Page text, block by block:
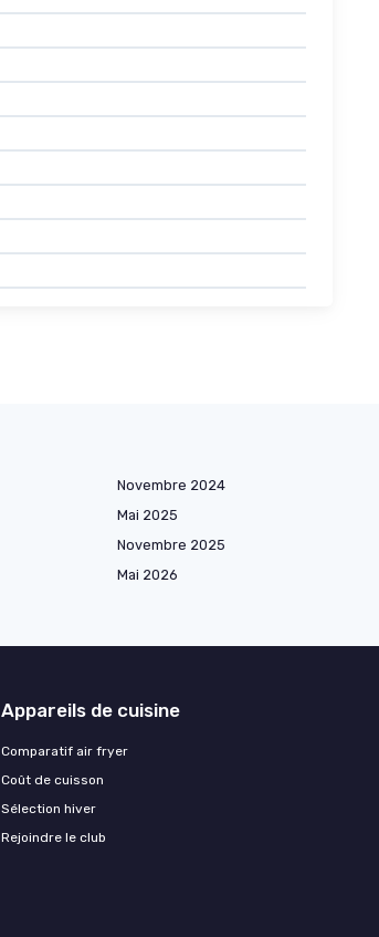
Novembre 2024
Mai 2025
Novembre 2025
Mai 2026
Appareils de cuisine
Comparatif air fryer
Coût de cuisson
Sélection hiver
Rejoindre le club